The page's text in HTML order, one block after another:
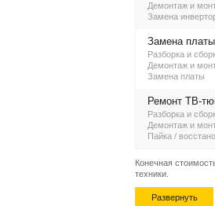
Демонтаж и
Замена
Замена
Разборка и
Демонтаж и
Замена платы
Ремонт ТВ-
Разборка и
Демонтаж и
Пайка /
Конечная
техники.
Развернуть